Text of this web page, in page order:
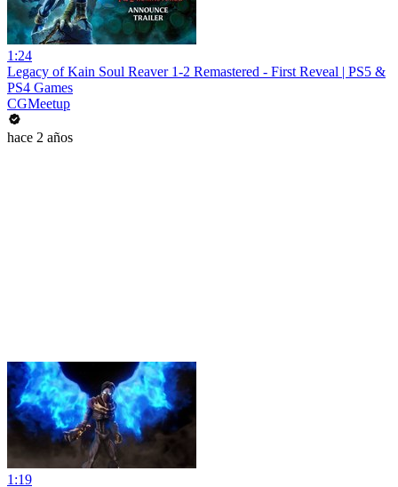
1:24
Legacy of Kain Soul Reaver 1-2 Remastered - First Reveal | PS5 &
PS4 Games
CGMeetup
hace 2 años
1:19